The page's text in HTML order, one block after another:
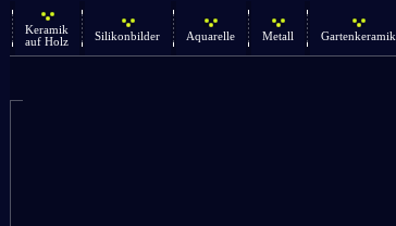
Keramik
auf Holz
Silikonbilder Aquarelle Metall Gartenkeramik